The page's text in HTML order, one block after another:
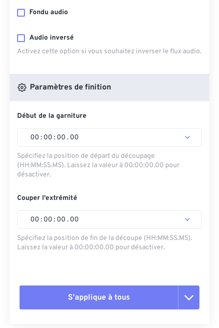
Fondu audio
Audio inversé
Activez cette option si vous souhaitez inverser le flux audio.
Paramètres de finition
Début de la garniture
00 : 00 : 00 . 00
Spécifiez la position de départ du découpage
(HH:MM:SS.MS). Laissez la valeur à 00:00:00.00 pour
désactiver.
Couper l'extrémité
00 : 00 : 00 . 00
Spécifiez la position de fin de la découpe (HH:MM:SS.MS).
Laissez la valeur à 00:00:00.00 pour désactiver.
S'applique à tous